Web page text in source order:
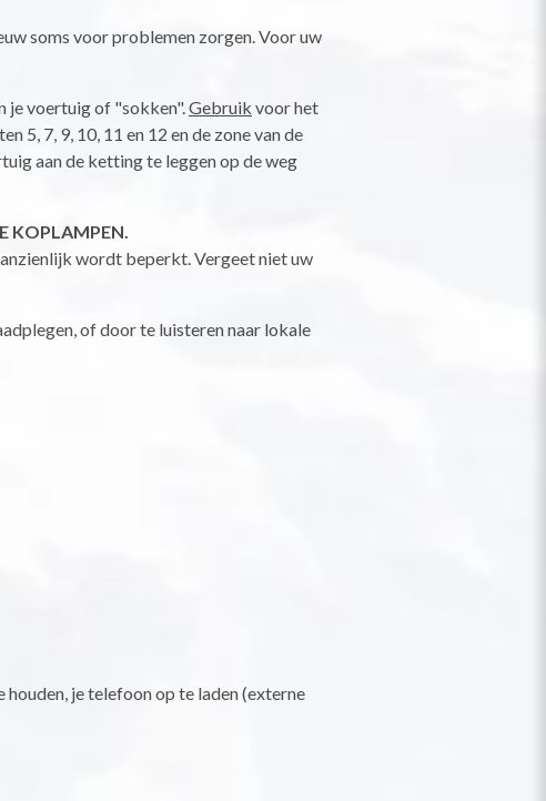
soms voor problemen zorgen. Voor uw
je voertuig of "sokken".Gebruik voor het
5, 7, 9, 10, 11 en 12 en de zone van de
aan de ketting te leggen op de weg
KOPLAMPEN.
wordt beperkt. Vergeet niet uw
of door te luisteren naar lokale
je telefoon op te laden (externe